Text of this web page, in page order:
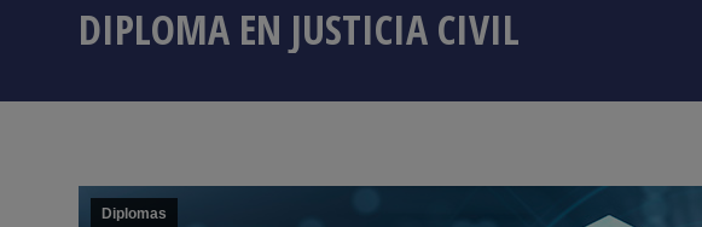
DIPLOMA EN JUSTICIA CIVIL
Diplomas